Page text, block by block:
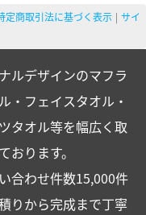
定商取引法に基づく表示
サイ
ルデザインのマフラ
・フェイスタオル・
タオル等を幅広く取
おります。
合わせ件数15,000件
りから完成まで丁寧